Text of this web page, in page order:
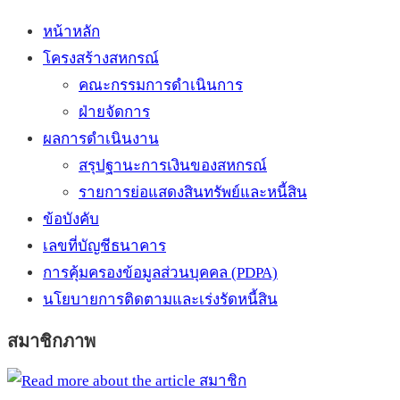
หน้าหลัก
โครงสร้างสหกรณ์
คณะกรรมการดำเนินการ
ฝ่ายจัดการ
ผลการดำเนินงาน
สรุปฐานะการเงินของสหกรณ์
รายการย่อแสดงสินทรัพย์และหนี้สิน
ข้อบังคับ
เลขที่บัญชีธนาคาร
การคุ้มครองข้อมูลส่วนบุคคล (PDPA)
นโยบายการติดตามและเร่งรัดหนี้สิน
สมาชิกภาพ